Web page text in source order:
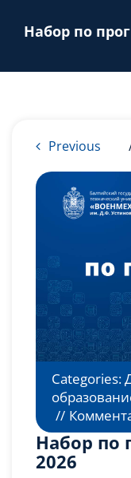
Преподавателям
Партнерам
Набор по
Previous
Categories:
//
Набор по
2026